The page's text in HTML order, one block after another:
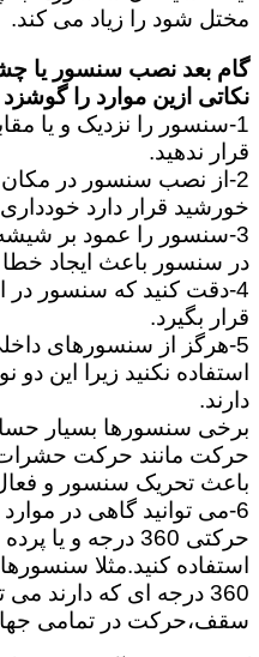
مختل شود را زیاد می کند.
گام بعد نصب سنسور یا
نکاتی ازین موارد را گوشزد
1-سنسور را نزدیک و یا
قرار ندهید.
2-از نصب سنسور در
خورشید قرار دارد خودداری
3-سنسور را عمود بر شیشه
در سنسور باعث ایجاد
4-دقت کنید که سنسور در
قرار بگیرد.
5-هرگز از سنسورهای
استفاده نکنید زیرا این دو
دارند.
برخی سنسورها بسیار
حرکت مانند حرکت حشرات
باعث تحریک سنسور و
6-می توانید گاهی در
حرکتی 360 درجه
استفاده کنید.مثلا
360 درجه ای که دارند
سقف،حرکت در تمامی